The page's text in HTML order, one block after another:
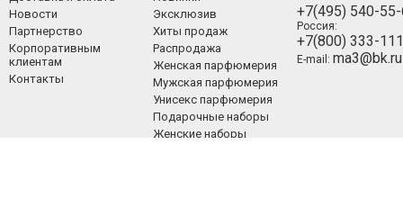
Новости
Партнерство
Корпоративным
клиентам
Контакты
Эксклюзив
Хиты продаж
Распродажа
Женская парфюмерия
Мужская парфюмерия
Унисекс парфюмерия
Подарочные наборы
Женские наборы
+7(495) 540-
Россия:
+7(800) 333-
E-mail: ma3@bk.ru